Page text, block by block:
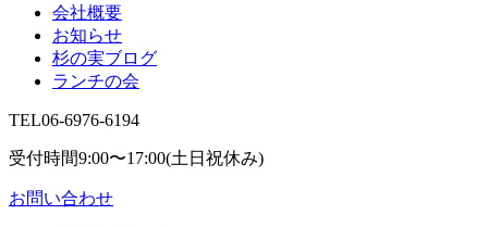
会社概要
お知らせ
杉の実ブログ
ランチの会
TEL06-6976-6194
受付時間9:00〜17:00(土日祝休み)
お問い合わせ